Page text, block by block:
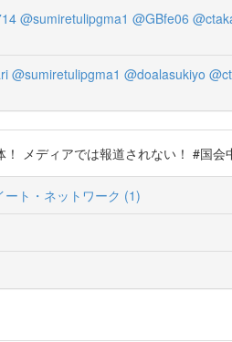
@sumiretulipgma1 @GBfe06
@sumiretulipgma1 @doalasukiyo
メディアでは報道されない！ #国
ート・ネットワーク (1)